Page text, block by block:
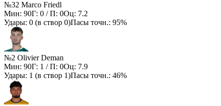
№32 Marco Friedl
Мин: 90Г: 0 / П: 0Оц: 7.2
Удары: 0 (в створ 0)Пасы точн.: 95%
№2 Olivier Deman
Мин: 90Г: 1 / П: 0Оц: 7.9
Удары: 1 (в створ 1)Пасы точн.: 46%